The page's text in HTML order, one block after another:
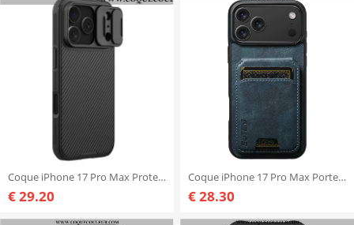
Coque iPhone 17 Pro Max Protection Caméra Camshield Pro NILLKIN
€ 29.20
Coque iPhone 17 Pro Max Porte-Cartes Texture Ciré SUTENI
€ 28.30